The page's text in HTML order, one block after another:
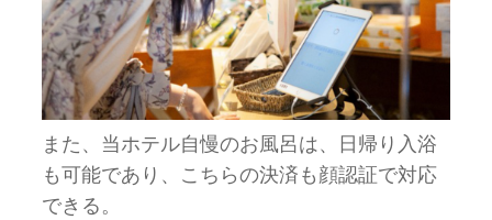
また、当ホテル自慢のお風呂は、日帰り入浴
も可能であり、こちらの決済も顔認証で対応
できる。